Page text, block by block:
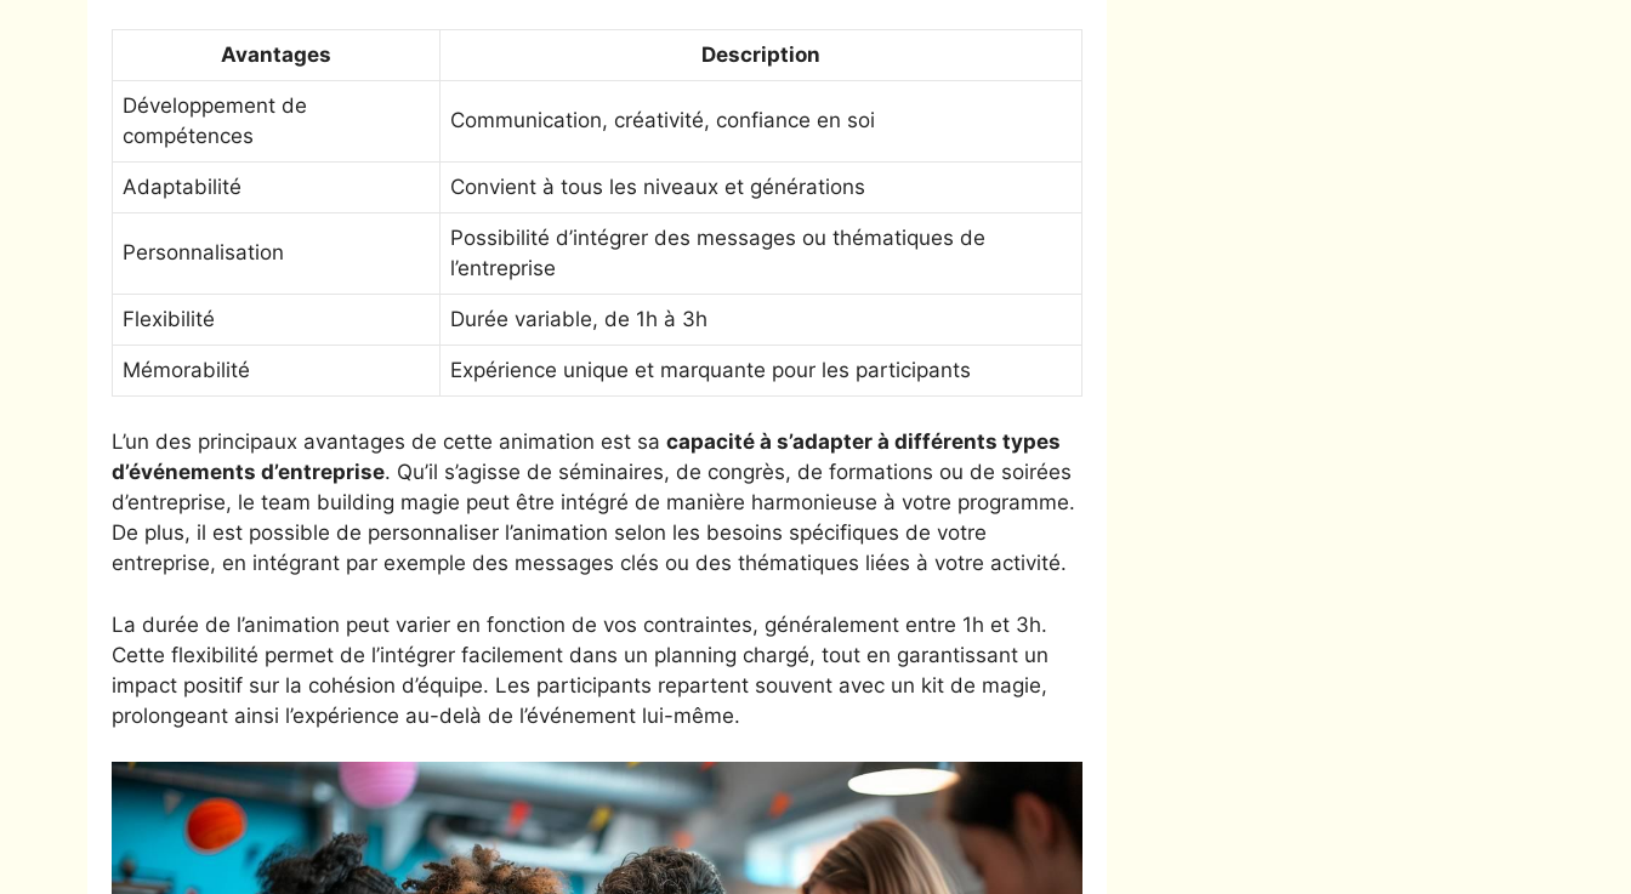
Avantages Description
Développement de
compétences
Communication, créativité, confiance en soi
Adaptabilité Convient à tous les niveaux et générations
Personnalisation
Possibilité d’intégrer des messages ou thématiques de
l’entreprise
Flexibilité Durée variable, de 1h à 3h
Mémorabilité Expérience unique et marquante pour les participants
L’un des principaux avantages de cette animation est sa capacité à s’adapter à différents types
d’événements d’entreprise. Qu’il s’agisse de séminaires, de congrès, de formations ou de soirées
d’entreprise, le team building magie peut être intégré de manière harmonieuse à votre programme.
De plus, il est possible de personnaliser l’animation selon les besoins spécifiques de votre
entreprise, en intégrant par exemple des messages clés ou des thématiques liées à votre activité.
La durée de l’animation peut varier en fonction de vos contraintes, généralement entre 1h et 3h.
Cette flexibilité permet de l’intégrer facilement dans un planning chargé, tout en garantissant un
impact positif sur la cohésion d’équipe. Les participants repartent souvent avec un kit de magie,
prolongeant ainsi l’expérience au-delà de l’événement lui-même.